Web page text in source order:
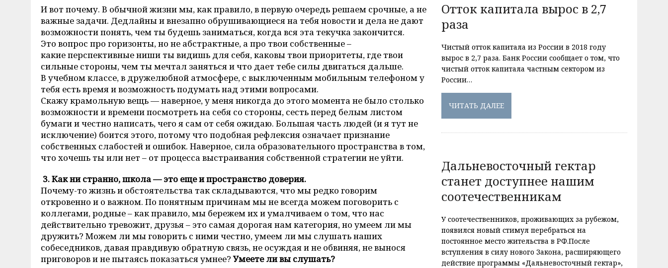
И вот почему. В обычной жизни мы, как правило, в первую очередь решаем срочные, а не
важные задачи. Дедлайны и внезапно обрушивающиеся на тебя новости и дела не дают
возможности понять, чем ты будешь заниматься, когда вся эта текучка закончится.
Это вопрос про горизонты, но не абстрактные, а про твои собственные –
какие перспективные ниши ты видишь для себя, каковы твои приоритеты, где твои
сильные стороны, чем ты мечтал заняться и что дает тебе силы двигаться дальше.
В учебном классе, в дружелюбной атмосфере, с выключенным мобильным телефоном у
тебя есть время и возможность подумать над этими вопросами.
Скажу крамольную вещь — наверное, у меня никогда до этого момента не было столько
возможности и времени посмотреть на себя со стороны, сесть перед белым листом
бумаги и честно написать, чего я сам от себя ожидаю. Большая часть людей (и я тут не
исключение) боится этого, потому что подобная рефлексия означает признание
собственных слабостей и ошибок. Наверное, сила образовательного пространства в том,
что хочешь ты или нет – от процесса выстраивания собственной стратегии не уйти.
3. Как ни странно, школа — это еще и пространство доверия.
Почему-то жизнь и обстоятельства так складываются, что мы редко говорим
откровенно и о важном. По понятным причинам мы не всегда можем поговорить с
коллегами, родные – как правило, мы бережем их и умалчиваем о том, что нас
действительно тревожит, друзья – это самая дорогая нам категория, но умеем ли мы
дружить? Можем ли мы говорить с ними честно, умеем ли мы слушать наших
собеседников, давая правдивую обратную связь, не осуждая и не обвиняя, не вынося
приговоров и не пытаясь показаться умнее?Умеете ли вы слушать?
Отток капитала вырос в 2,7
раза
Чистый отток капитала из России в 2018 году
вырос в 2,7 раза. Банк России сообщает о том, что
чистый отток капитала частным сектором из
России…
ЧИТАТЬ ДАЛЕЕ
Дальневосточный гектар
станет доступнее нашим
соотечественникам
У соотечественников, проживающих за рубежом,
появился новый стимул перебраться на
постоянное место жительства в РФ.После
вступления в силу нового Закона, расширяющего
действие программы «Дальневосточный гектар»,